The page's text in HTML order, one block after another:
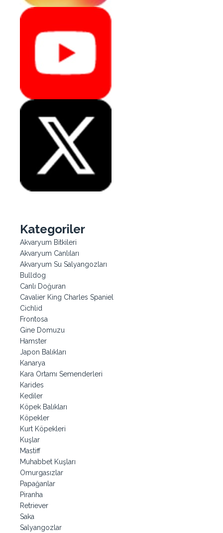
Kategoriler
Akvaryum Bitkileri
Akvaryum Canlıları
Akvaryum Su Salyangozları
Bulldog
Canlı Doğuran
Cavalier King Charles Spaniel
Cichlid
Frontosa
Gine Domuzu
Hamster
Japon Balıkları
Kanarya
Kara Ortamı Semenderleri
Karides
Kediler
Köpek Balıkları
Köpekler
Kurt Köpekleri
Kuşlar
Mastiff
Muhabbet Kuşları
Omurgasızlar
Papağanlar
Piranha
Retriever
Saka
Salyangozlar